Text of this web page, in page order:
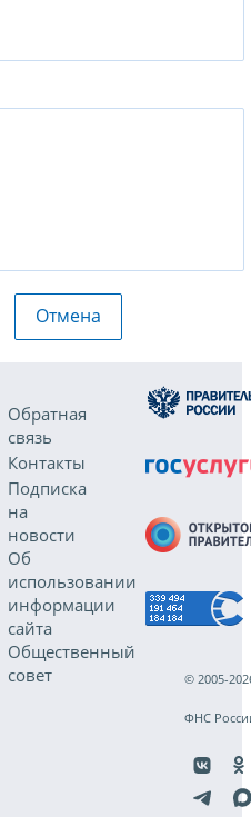
Отмена
Обратная
связь
Контакты
Подписка
на
новости
Об
использовании
информации
сайта
Общественный
совет
© 2005-
ФНС